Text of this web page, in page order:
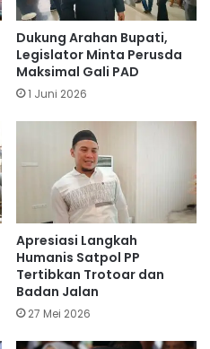
Dukung Arahan Bupati,
Legislator Minta Perusda
Maksimal Gali PAD
1 Juni 2026
Apresiasi Langkah
Humanis Satpol PP
Tertibkan Trotoar dan
Badan Jalan
27 Mei 2026